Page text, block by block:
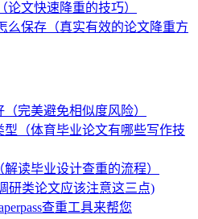
论文快速降重的技巧）
么保存（真实有效的论文降重方
完美避免相似度风险）
（体育毕业论文有哪些写作技
读毕业设计查重的流程）
研类论文应该注意这三点)
查重工具来帮您